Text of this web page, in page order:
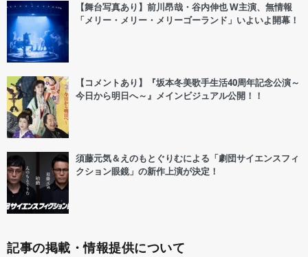
【舞台写真あり】前川昂哉・谷内伸也 W主演、無情報
「メリー・メリー・メリーゴーランド」いよいよ開幕！
【コメントあり】『坂本冬美歌手生活40周年記念公演～
今日から明日へ～』メインビジュアル公開！！
須藤元気＆えのもとぐりむによる「劇団サイエンスフィ
クション眼鏡」の新作上演が決定！
記事の掲載・情報提供について